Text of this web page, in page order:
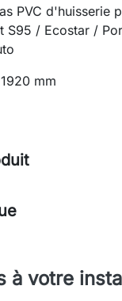
PVC d'huisserie
S95 / Ecostar /
mm
à votre